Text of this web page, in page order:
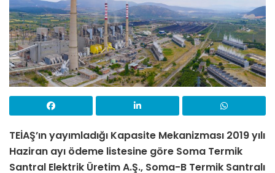
TEİAŞ’ın yayımladığı Kapasite Mekanizması 2019 yılı
Haziran ayı ödeme listesine göre Soma Termik
Santral Elektrik Üretim A.Ş., Soma-B Termik Santralı